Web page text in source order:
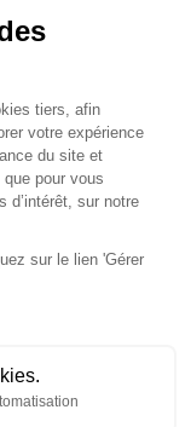
tiers, afin
votre expérience
du site et
pour vous
d’intérêt, sur notre
sur le lien 'Gérer